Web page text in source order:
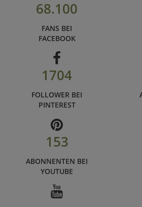
68.100
FANS BEI
FACEBOOK
1704
FOLLOWER BEI
PINTEREST
153
ABONNENTEN BEI
YOUTUBE